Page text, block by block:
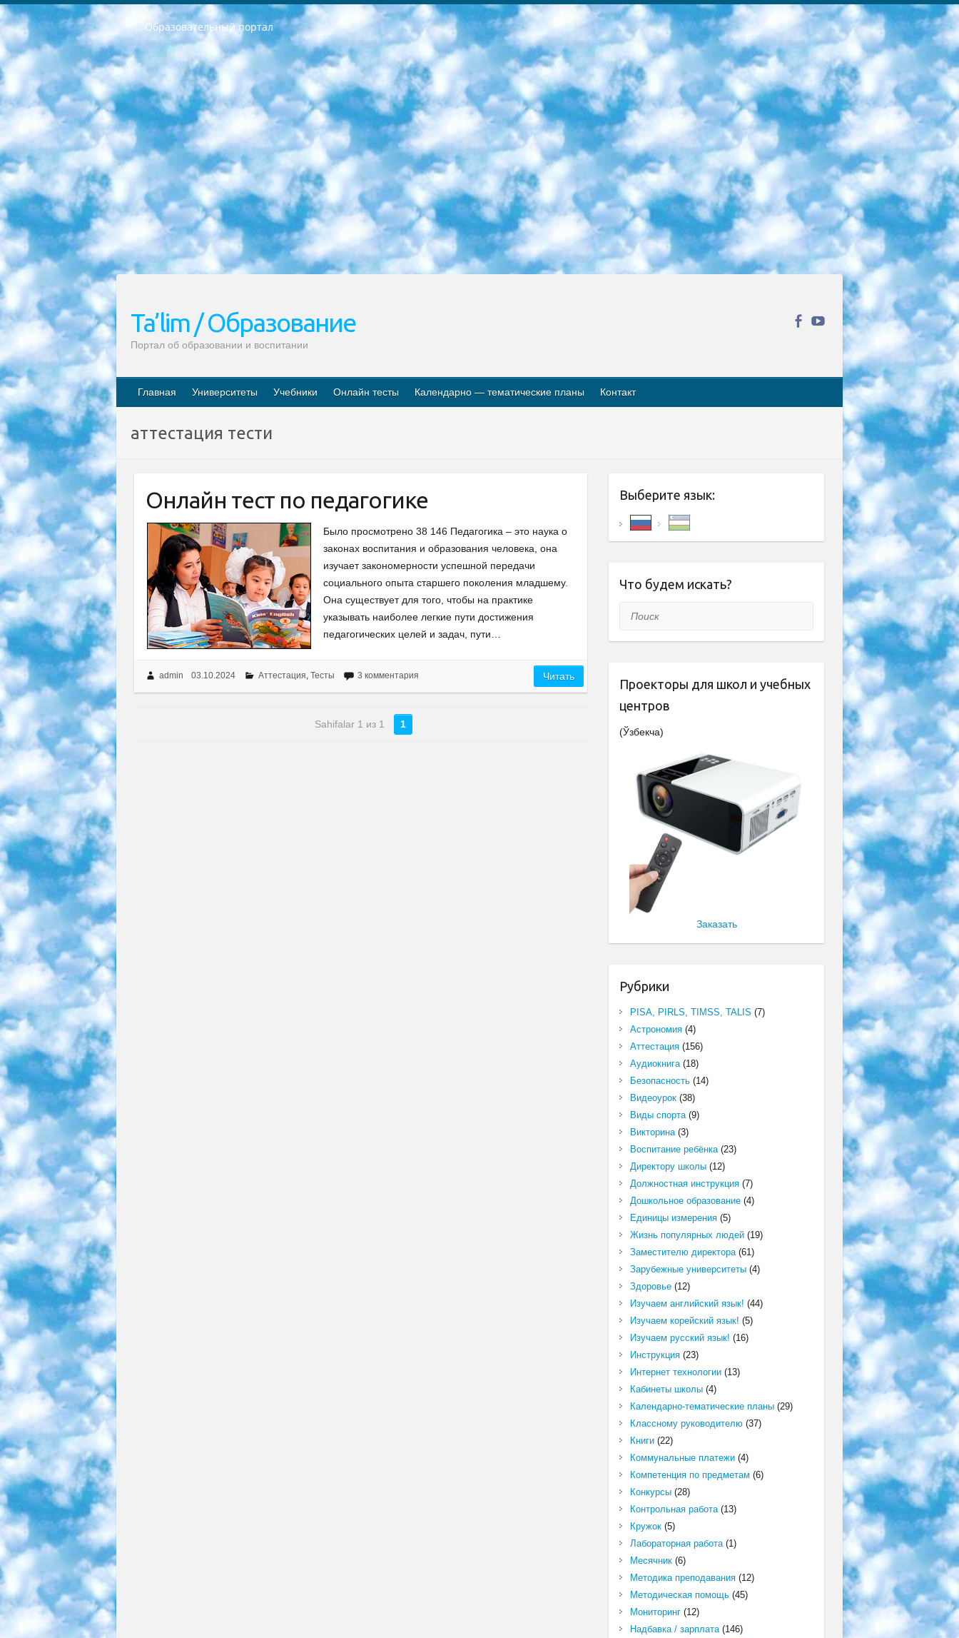
Образовательный портал
РЕСПУБЛИКА УЗБЕКИСТАН МИНИСТРЕРСТВО ДОШКОЛЬНОГО И ШКОЛЬНОГО ОБРАЗОВАНИЯ КОМАНДА в общеобразовательных учреждениях в 2023-2024 учебном году организация и проведение итоговой государственной аттестации обучающихся о Министра дошкольного и школьного образования Республики Узбекистан от 4 марта 2008 года (постановлением Минюста от 20 марта 2008 года № 1778 государственной регистрации) «Итоговое состояние учащихся общего среднего образования на основании положения об утверждении положения об аттестации общего среднего образования выпускной экзамен студентов в образовательных учреждениях в 2023-2024 учебном году В целях организации и прохождения аттестации приказываю: 1. Следующее: перечень предметов, по которым будет проводиться итоговая государственная аттестация и экзамен формы перевода согласно приложению 1; сертификаты международного образца, оценивающие уровень владения иностранными языками перечень согласно приложению 2; 2. Педагогический при специализированных образовательных учреждениях. научно-практический центр квалификации и международной оценки (Д.Давидова) 2024 г. До 25 марта: задания по предметам, по которым будет проводиться итоговая аттестация разработка и утверждение технических условий; итоговая аттестация на основании разработанного предметного задания разработка вопросов по предметам (устно и письменно), экзамен передача; общеобразовательные средние школы и специальные учебные заведения учащиеся выпускных классов школ и интернатов в агентской системе подготовка базы данных экзаменационных материалов и критериев оценки; перевод базы экзаменационных материалов на все языки обучения подать в Республиканский образовательный центр для изготовления; варианты экзаменов на основе разработанных контрольных материалов пусть будут поставлены задачи формирования. 3. Республиканский образовательный центр (Ш.Худайкулов) до 5 апреля 2024 года. до: база данных предоставленных экзаменационных материалов на все языки обучения перевод и экспертиза; для слепых, слабовидящих, глухих, слабослышащих и умственно отсталых детей учащиеся выпускных классов специализированных школ и школ-интернатов база данных экзаменационных материалов на всех преподаваемых языках подготовка критериев оценки; специализированные школы для умственно отсталых детей и технологии для учащихся выпускных классов школ-интернатов разработка соответствующих рекомендаций и критериев проведения ЕГЭ по естествознанию давать задания. 4. Педагогический при специализированных образовательных учреждениях. Научно-практический центр навыков и международной оценки (Д.Давидова), Республика образовательный центр (Худайкулов Ш.) итоговый государственный аттестационный экзамен ориентирован на творческое и логическое мышление при подготовке базы материалов учитывать введение заданий. 5. Следует отметить, что: сертификат государственного образца о знании общеобразовательного предмета и как минимум национальный уровень B1 по предметам на иностранных языках, указанным в Приложении 2. или международно признанный сертификат эквивалентного уровня студенты, изучающие определенный предмет, освобождаются от экзамена; по соответствующим предметам запланирована итоговая государственная аттестация за день до дня, путем жеребьевки Рабочей группой (в письменной форме по предметам, проводимым в форме) из числа сформированных вариантов выбрано 2 варианта; 2 выбранных варианта экзамена анонсированы на официальном сайте министерства и все выпускники по всей стране на основе этих вариантов проводит итоговую государственную аттестацию. 6. Государственное образование учащихся средних общеобразовательных учреждений. знания в соответствии с квалификационными требованиями, которые необходимо приобрести на основании стандартов итоговый (выпускной) контроль для 9 и 11 классов в целях тестирования Экзамены (далее – экзамены) состоят из предметов, перечисленных в приложении 1. будет сделано. 7. Экзамены пройдут с 26 мая по 15 июня 2024 г. (кроме науки физического воспитания). 8. Физическая для учащихся 9 классов общесредних образовательных учреждений. Экзамены по предмету «Образование, квалификация медицина» 1-6 мая 2024 года. сотрудники перевести под присмотр (с отклонениями в физическом или умственном развитии) специализированная школа для детей, школы-интернаты и со сколиозом школы-интернаты санаторного типа для больных детей исключены). 9. Он был слепым, слабовидящим и имел нарушения опорно-двигательного аппарата. экзамены в специализированных школах и интернатах для детей должны проводиться исходя из требований, предъявляемых к общеобразовательным учреждениям (физкультура кроме науки). 10. Специализированная школа для глухих и слабослышащих детей. и экзамены в интернатах и быть реализован в виде письменного теста по математике. 11. Специальность для умственно отсталых детей. Для 9 класса Родной язык и литературное письмо Государственный язык (язык обучения – узбекский). для неклассов) написано Математическое письмо Письменная/устная история Узбекистана Физическое воспитание практично Итоговый контроль Для 11 класса Написание родного языка и литературы (эссе) Математическое письмо Узбекский язык (обучение на узбекском языке) не посещающее общее среднее образование для учреждений)/Образовательное учреждение выбор письменный и устный Иностранный язык письменный/устный Письменная/устная история Узбекистана *По выбору студента:  Химия  Физика  Основы государственного права  География 10 бесплатных образовательных ресурсов - Мы составили подборку онлайн-проектов с интерактивными упражнениями, видеолекциями и статьями. Они помогут вам обрести новые и освежить старые знания бесплатно. 1. «ИНТУИТ» Старейшая образовательная площадка Рунета. Здесь вы найдёте сотни текстовых и видеокурсов на десятки различных тем — от программирования до психологии. Многие курсы подготовлены российскими университетами и крупными международными компаниями вроде Intel и Microsoft. Самостоятельное обучение бесплатное, но желающие могут оплатить услуги персональных наставников. 2. «Смартия» знакомит с актуальными профессиями и подсказывает, как им обучаться. Выбрав заинтересовавшую вас специальность — SMM-специалист, фотограф, веб-дизайнер или другую, — увидите список необходимых для неё умений. Чтобы вы могли освоить их самостоятельно, для каждого умения площадка отображает подборку ссылок на учебные материалы. Хотя «Смартия» ориентируется на русскоязычную аудиторию, часть контента всё же доступна только на английском. 3. «Лекторий Физтеха» Проект Московского физико-технического института (Физтеха). С его помощью вы можете смотреть онлайн серии лекций, записанные на видео в этом вузе. В числе доступных предметов — физика, биология, химия, информационные технологии и другие. К некоторым лекциям администрация ресурса прилагает готовые конспекты, которые можно скачивать в PDF-формате. 4. ITMOcourses Онлайн-площадка Санкт-Петербургского национального исследовательского университета информационных технологий, механики и оптики (ИТМО). Ресурс предоставляет свободный доступ к курсам, разработанным в этом вузе. Каталог материалов разбит на четыре категории: «Оптические системы и технологии», «Приборостроение и робототехника», «Информационные технологии» и «Биотехнологии». Курсы состоят из видеолекций, интерактивных демонстраций и заданий. 5. «КиберЛенинка» Электронная научная библиотека открытого доступа. Каталог площадки регулярно обрастает текстами статей из различных научных изданий. Сгруппированные по журналам и рубрикам публикации можно читать онлайн или скачивать целиком в PDF-формате. Проект нацелен на популяризацию науки за счёт открытого доступа к качественной информации. 6. «ПостНаука» На этом ресурсе публикуют подборки видеолекций, составленные экспертами из разных отраслей и объединённые общими темами. Среди них, к примеру, есть серии «Биоинформатика и геномика», «Культура средневековой Скандинавии» и Cinema Studies о теории кино. Каждая подборка лекций — логически связанная история, рассказанная экспертом от первого лица. Кроме того, на сайте появляются научно-образовательные статьи и тесты на разные темы. 7. «Newочём» Команда проекта «Newочём» отбирает самые интересные тексты из англоязычных СМИ и переводит те из них, за которые голосуют участники сообщества «ВКонтакте». По большей части это научно-популярные статьи. Редакторы придумывают лишь заголовки, в остальном содержание переводов соответствует оригиналам. Полные тексты можно читать прямо в социальной сети. 8. InternetUrok Онлайн-база материалов по основным дисциплинам школьной программы. Информация на сайте структурирована по классам, предметам и темам (урокам). Каждый урок состоит из видеолекций и конспектов. Есть также интерактивные тренажёры и тесты для закрепления пройденного материала. Даже если вы давно окончили школу, возможность повторить программу старших классов всегда может пригодиться. 9. Edutainme Ещё один ресурс об образовании. В отличие от Newtonew, как мне кажется, Edutainme больше ориентируется на представителей индустрии: педагогов, предпринимателей, разработчиков образовательных проектов. Но и любой, кто просто стремится к саморазвитию, найдёт на сайте много полезного и интересного для себя. Например, информацию о новых курсах и образовательных сервисах. 10. Newtonew Онлайн-медиа об образовании и обучении в широком смысле. Авторы Newtonew пишут об инструментах, заведениях, тактиках и стратегиях, которые помогают учить других и получать новые знания самостоятельно. На этой площадке вы найдёте новости, обзоры, аналитические мат
Ta’lim / Образование
Портал об образовании и воспитании
Главная Университеты Учебники Онлайн тесты Календарно — тематические планы Контакт
аттестация тести
Онлайн тест по педагогике
Было просмотрено 38 146 Педагогика – это наука о
законах воспитания и образования человека, она
изучает закономерности успешной передачи
социального опыта старшего поколения младшему.
Она существует для того, чтобы на практике
указывать наиболее легкие пути достижения
педагогических целей и задач, пути…
admin 03.10.2024 Аттестация, Тесты 3 комментария Читать
Sahifalar 1 из 1 1
Выберите язык:
Что будем искать?
Поиск
Проекторы для школ и учебных
центров
(Ўзбекча)
Заказать
Рубрики
PISA, PIRLS, TIMSS, TALIS (7)
Астрономия(4)
Аттестация(156)
Аудиокнига(18)
Безопасность(14)
Видеоурок(38)
Виды спорта(9)
Викторина(3)
Воспитание ребёнка(23)
Директору школы(12)
Должностная инструкция(7)
Дошкольное образование(4)
Единицы измерения(5)
Жизнь популярных людей(19)
Заместителю директора(61)
Зарубежные университеты(4)
Здоровье(12)
Изучаем английский язык! (44)
Изучаем корейский язык! (5)
Изучаем русский язык! (16)
Инструкция(23)
Интернет технологии(13)
Кабинеты школы(4)
Календарно-тематические планы(29)
Классному руководителю(37)
Книги(22)
Коммунальные платежи(4)
Компетенция по предметам (6)
Конкурсы(28)
Контрольная работа(13)
Кружок(5)
Лабораторная работа(1)
Месячник(6)
Методика преподавания(12)
Методическая помощь(45)
Мониторинг(12)
Надбавка / зарплата(146)